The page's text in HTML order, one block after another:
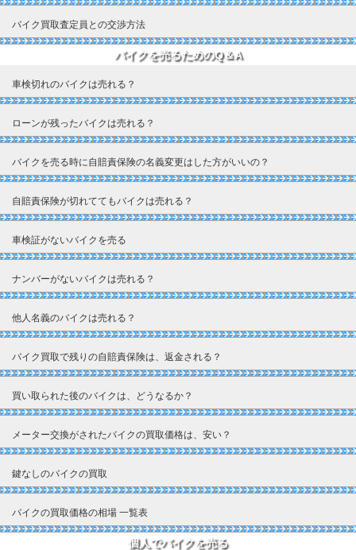
バイク買取査定員との交渉方法
バイクを売るためのQ＆A
車検切れのバイクは売れる？
ローンが残ったバイクは売れる？
バイクを売る時に自賠責保険の名義変更はした方がいいの？
自賠責保険が切れててもバイクは売れる？
車検証がないバイクを売る
ナンバーがないバイクは売れる？
他人名義のバイクは売れる？
バイク買取で残りの自賠責保険は、返金される？
買い取られた後のバイクは、どうなるか？
メーター交換がされたバイクの買取価格は、安い？
鍵なしのバイクの買取
バイクの買取価格の相場 一覧表
個人でバイクを売る